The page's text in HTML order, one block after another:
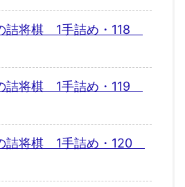
詰将棋 1手詰め・118
詰将棋 1手詰め・119
詰将棋 1手詰め・120